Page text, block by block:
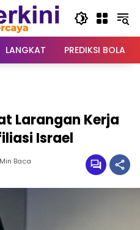
LANGKAT PREDIKSI BOLA
Larangan Kerja
Israel
Baca